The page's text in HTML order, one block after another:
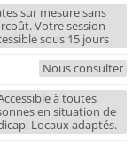
sur mesure sans
Votre session
sous 15 jours
Nous consulter
à toutes
en situation de
Locaux adaptés.